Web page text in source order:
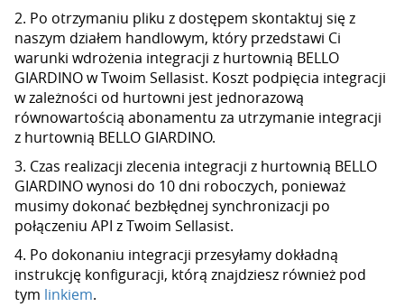
2. Po otrzymaniu pliku z dostępem skontaktuj się z
naszym działem handlowym, który przedstawi Ci
warunki wdrożenia integracji z hurtownią BELLO
GIARDINO w Twoim Sellasist. Koszt podpięcia integracji
w zależności od hurtowni jest jednorazową
równowartością abonamentu za utrzymanie integracji
z hurtownią BELLO GIARDINO.
3. Czas realizacji zlecenia integracji z hurtownią BELLO
GIARDINO wynosi do 10 dni roboczych, ponieważ
musimy dokonać bezbłędnej synchronizacji po
połączeniu API z Twoim Sellasist.
4. Po dokonaniu integracji przesyłamy dokładną
instrukcję konfiguracji, którą znajdziesz również pod
tym linkiem.